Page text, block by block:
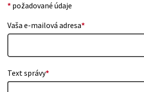
* požadované údaje
Vaša e-mailová adresa*
Text správy*